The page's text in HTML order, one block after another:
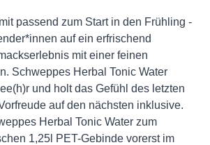
passend zum Start in den Frühling -
auf ein erfrischend
mit einer feinen
Schweppes Herbal Tonic Water
und holt das Gefühl des letzten
auf den nächsten inklusive.
Herbal Tonic Water zum
1,25l PET-Gebinde vorerst im